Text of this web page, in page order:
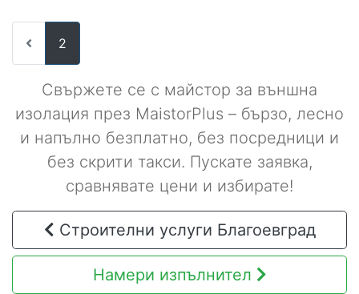
2
Свържете се с майстор за външна
изолация през MaistorPlus – бързо, лесно
и напълно безплатно, без посредници и
без скрити такси. Пускате заявка,
сравнявате цени и избирате!
Строителни услуги Благоевград
Намери изпълнител